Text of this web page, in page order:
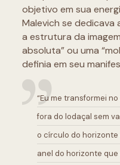
objetivo em sua
Malevich se
a estrutura da
absoluta” ou uma
definia em seu
“Eu me transformei
fora do lodaçal sem
o círculo do
anel do horizonte